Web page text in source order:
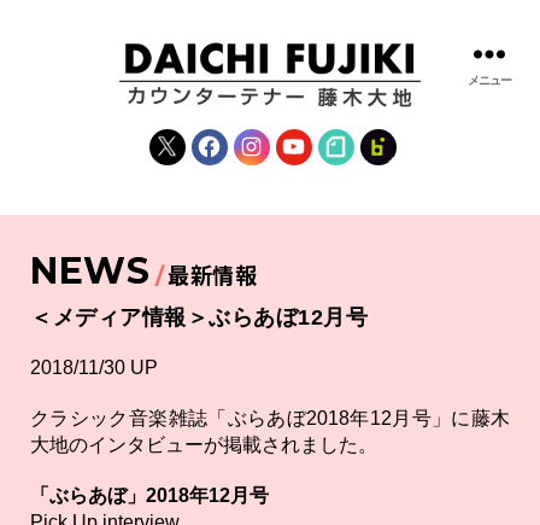
木
大
|
WEBSITE
X FacebookInstagramYouTube
note fanclub
メニュー
NEWS 最新情報
＜メディア情報＞ぶらあぼ12月号
2018/11/30 UP
クラシック音楽雑誌「ぶらあぼ2018年12月号」に藤木
大地のインタビューが掲載されました。
「ぶらあぼ」2018年12月号